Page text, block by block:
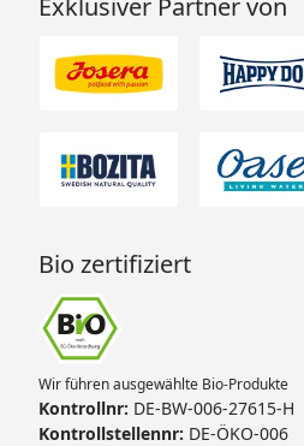
Exklusiver Partner von
Bio zertifiziert
Wir führen ausgewählte Bio-Produkte
Kontrollnr: DE-BW-006-27615-H
Kontrollstellennr: DE-ÖKO-006